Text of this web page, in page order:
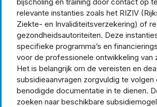
relevante instanties zoals het RIZIV
Ziekte- en Invaliditeitsverzekering) of
gezondheidsautoriteiten. Deze
specifieke programma’s en
voor de professionele ontwikkeling van
Het is belangrijk om de vereisten en
subsidieaanvragen zorgvuldig te volgen
benodigde documentatie in te dienen.
zoeken naar beschikbare